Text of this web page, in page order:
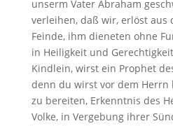
unserm Vater Abraham
verleihen, daß wir, erlöst aus
Feinde, ihm dieneten ohne
in Heiligkeit und
Kindlein, wirst ein Prophet
denn du wirst vor dem Herrn
zu bereiten, Erkenntnis des
Volke, in Vergebung ihrer